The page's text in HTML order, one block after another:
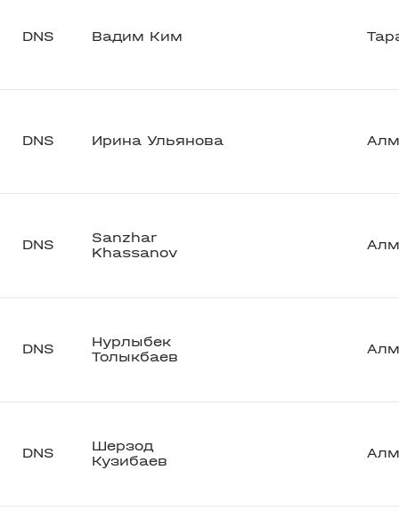
DNS Вадим Ким
DNS Ирина Ульянова
DNS
Sanzhar
Khassanov
DNS
Нурлыбек
Толыкбаев
DNS
Шерзод
Кузибаев